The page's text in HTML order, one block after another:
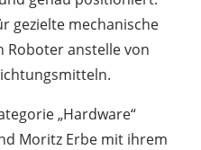
gezielte mechanische
anstelle von
„Hardware“
Moritz Erbe mit ihrem